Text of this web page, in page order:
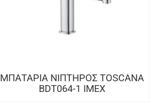
ΜΠΑΤΑΡΙΑ ΝΙΠΤΗΡΟΣ TOSCANA
BDT064-1 IMEX